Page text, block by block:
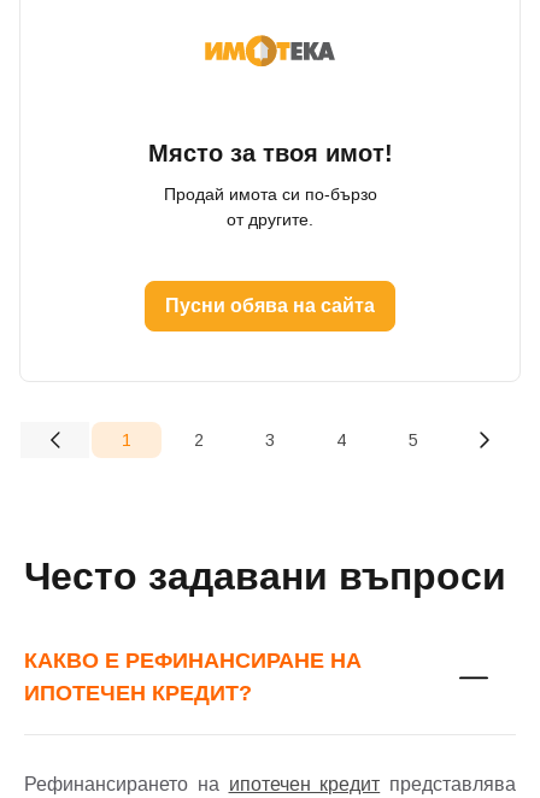
Място за твоя имот!
Продай имота си по-бързо
от другите.
Пусни обява на сайта
1
(current)
2 3 4 5
Често задавани въпроси
КАКВО Е РЕФИНАНСИРАНЕ НА
ИПОТЕЧЕН КРЕДИТ?
Рефинансирането на ипотечен кредит представлява